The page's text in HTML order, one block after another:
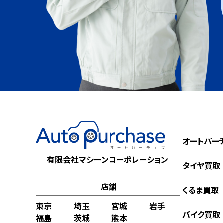
有限会社マシーンコーポレーション
店舗
東京
埼玉 宮城
岩手
福島
茨城 熊本
オートパ
タイヤ買取
くるま買取
バイク買取